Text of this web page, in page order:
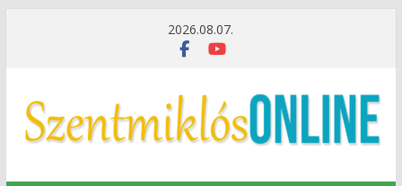
2026.08.07.